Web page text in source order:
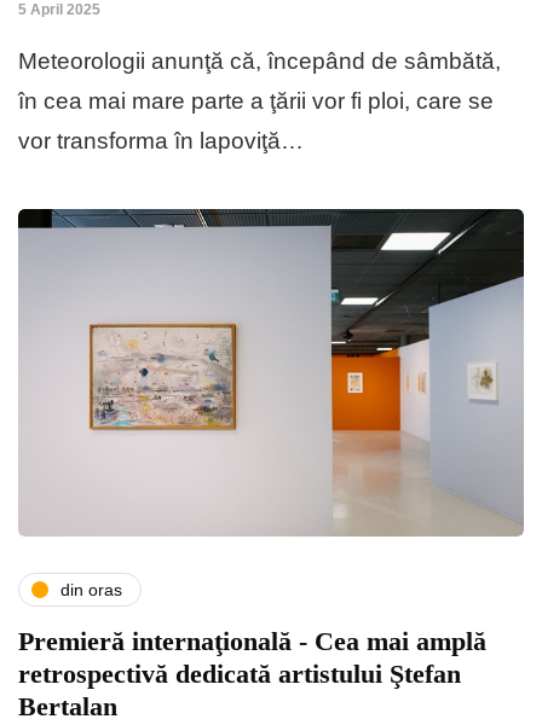
5 April 2025
Meteorologii anunţă că, începând de sâmbătă,
în cea mai mare parte a ţării vor fi ploi, care se
vor transforma în lapoviţă…
din oras
Premieră internaţională - Cea mai amplă
retrospectivă dedicată artistului Ştefan
Bertalan